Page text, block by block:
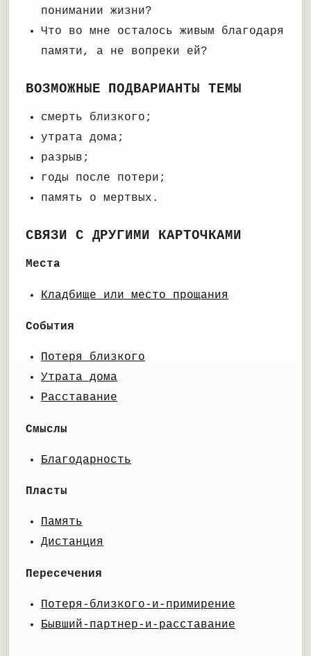
понимании жизни?
Что во мне осталось живым благодаря
памяти, а не вопреки ей?
ВОЗМОЖНЫЕ ПОДВАРИАНТЫ ТЕМЫ
смерть близкого;
утрата дома;
разрыв;
годы после потери;
память о мертвых.
СВЯЗИ С ДРУГИМИ КАРТОЧКАМИ
Места
Кладбище или место прощания
События
Потеря близкого
Утрата дома
Расставание
Смыслы
Благодарность
Пласты
Память
Дистанция
Пересечения
Потеря-близкого-и-примирение
Бывший-партнер-и-расставание